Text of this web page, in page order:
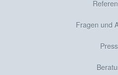
Fragen und